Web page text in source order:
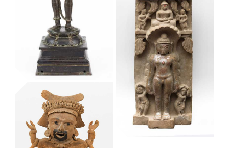
Figura ritual per
a cerimònies
d’endevinació
de l’ifa